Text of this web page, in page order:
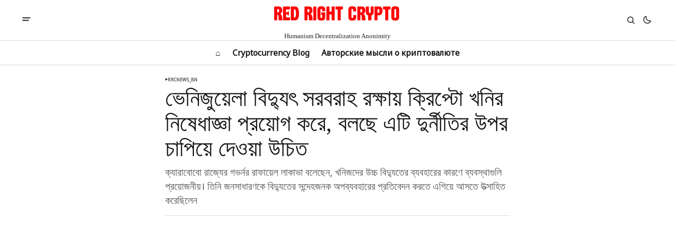
Humanism Decentralization Anonimity
⌂ Cryptocurrency Blog Авторские мысли о криптовалюте
RRCNEWS_BN
ভেনিজুয়েলা বিদ্যুৎ সরবরাহ রক্ষায় ক্রিপ্টো খনির
নিষেধাজ্ঞা প্রয়োগ করে, বলছে এটি দুর্নীতির উপর
চাপিয়ে দেওয়া উচিত
ক্যারাবোবো রাজ্যের গভর্নর রাফায়েল লাকাভা বলেছেন, খনিজদের উচ্চ বিদ্যুতের ব্যবহারের কারণে ব্যবস্থাগুলি
প্রয়োজনীয়। তিনি জনসাধারণকে বিদ্যুতের সন্দেহজনক অপব্যবহারের প্রতিবেদন করতে এগিয়ে আসতে উত্সাহিত
করেছিলেন